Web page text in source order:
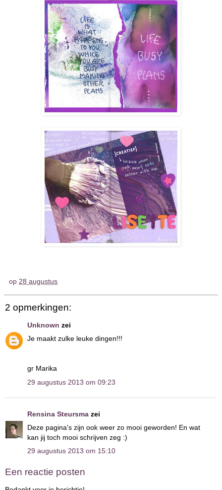
op 28 augustus
2 opmerkingen:
Unknown zei
Je maakt zulke leuke dingen!!!
gr Marika
29 augustus 2013 om 09:23
Rensina Steursma zei
Deze pagina's zijn ook weer zo mooi geworden! En wat
kan jij toch mooi schrijven zeg :)
29 augustus 2013 om 15:10
Een reactie posten